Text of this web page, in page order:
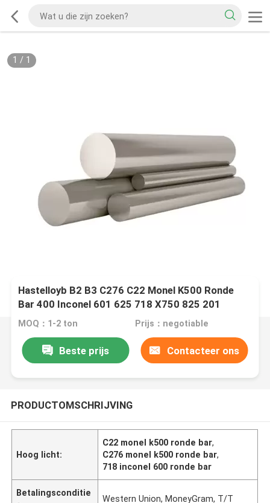
1 / 1
Hastelloyb B2 B3 C276 C22 Monel K500 Ronde
Bar 400 Inconel 601 625 718 X750 825 201
MOQ：1-2 ton Prijs：negotiable
Beste prijs Contacteer ons
PRODUCTOMSCHRIJVING
Hoog licht:
C22 monel k500 ronde bar,
C276 monel k500 ronde bar,
718 inconel 600 ronde bar
Betalingsconditie
Western Union, MoneyGram, T/T